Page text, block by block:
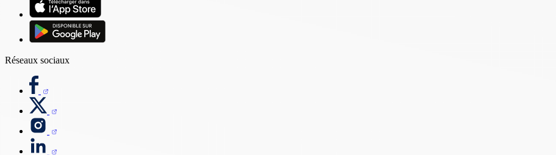
Réseaux sociaux